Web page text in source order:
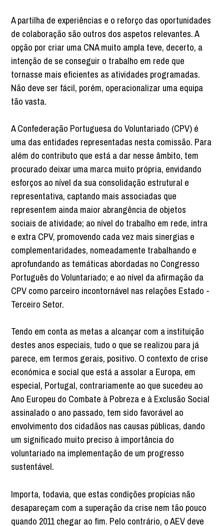
A partilha de experiências e o reforço das oportunidades
de colaboração são outros dos aspetos relevantes. A
opção por criar uma CNA muito ampla teve, decerto, a
intenção de se conseguir o trabalho em rede que
tornasse mais eficientes as atividades programadas.
Não deve ser fácil, porém, operacionalizar uma equipa
tão vasta.
A Confederação Portuguesa do Voluntariado (CPV) é
uma das entidades representadas nesta comissão. Para
além do contributo que está a dar nesse âmbito, tem
procurado deixar uma marca muito própria, envidando
esforços ao nível da sua consolidação estrutural e
representativa, captando mais associadas que
representem ainda maior abrangência de objetos
sociais de atividade; ao nível do trabalho em rede, intra
e extra CPV, promovendo cada vez mais sinergias e
complementaridades, nomeadamente trabalhando e
aprofundando as temáticas abordadas no Congresso
Português do Voluntariado; e ao nível da afirmação da
CPV como parceiro incontornável nas relações Estado -
Terceiro Setor.
Tendo em conta as metas a alcançar com a instituição
destes anos especiais, tudo o que se realizou para já
parece, em termos gerais, positivo. O contexto de crise
económica e social que está a assolar a Europa, em
especial, Portugal, contrariamente ao que sucedeu ao
Ano Europeu do Combate à Pobreza e à Exclusão Social
assinalado o ano passado, tem sido favorável ao
envolvimento dos cidadãos nas causas públicas, dando
um significado muito preciso à importância do
voluntariado na implementação de um progresso
sustentável.
Importa, todavia, que estas condições propícias não
desapareçam com a superação da crise nem tão pouco
quando 2011 chegar ao fim. Pelo contrário, o AEV deve